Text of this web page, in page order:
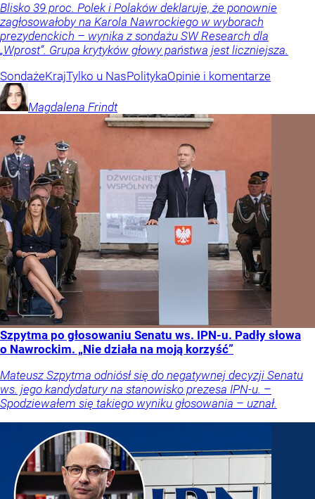
Blisko 39 proc. Polek i Polaków deklaruje, że ponownie
zagłosowałoby na Karola Nawrockiego w wyborach
prezydenckich – wynika z sondażu SW Research dla
„Wprost”. Grupa krytyków głowy państwa jest liczniejsza.
SondażeKrajTylko u NasPolitykaOpinie i komentarze
Magdalena Frindt
Szpytma po głosowaniu Senatu ws. IPN-u. Padły słowa
o Nawrockim. „Nie działa na moją korzyść”
Mateusz Szpytma odniósł się do negatywnej decyzji Senatu
ws. jego kandydatury na stanowisko prezesa IPN-u. –
Spodziewałem się takiego wyniku głosowania – uznał.